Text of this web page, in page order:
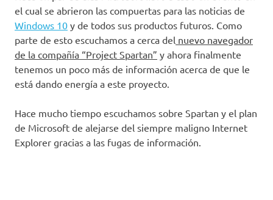
el cual se abrieron las compuertas para las noticias de
Windows 10 y de todos sus productos futuros. Como
parte de esto escuchamos a cerca del nuevo navegador
de la compañía “Project Spartan” y ahora finalmente
tenemos un poco más de información acerca de que le
está dando energía a este proyecto.
Hace mucho tiempo escuchamos sobre Spartan y el plan
de Microsoft de alejarse del siempre maligno Internet
Explorer gracias a las fugas de información.